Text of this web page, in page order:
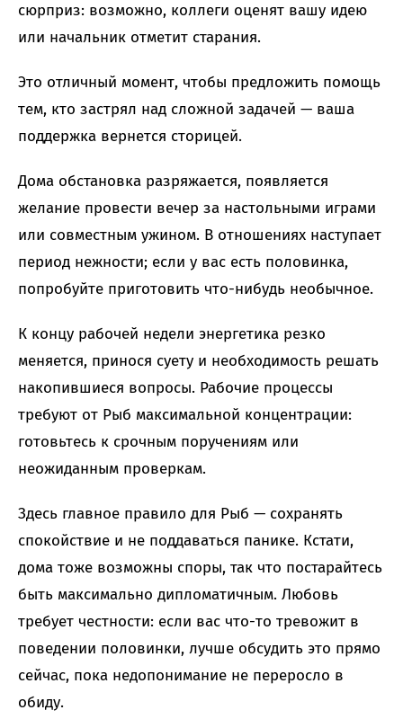
сюрприз: возможно, коллеги оценят вашу идею
или начальник отметит старания.
Это отличный момент, чтобы предложить помощь
тем, кто застрял над сложной задачей — ваша
поддержка вернется сторицей.
Дома обстановка разряжается, появляется
желание провести вечер за настольными играми
или совместным ужином. В отношениях наступает
период нежности; если у вас есть половинка,
попробуйте приготовить что-нибудь необычное.
К концу рабочей недели энергетика резко
меняется, принося суету и необходимость решать
накопившиеся вопросы. Рабочие процессы
требуют от Рыб максимальной концентрации:
готовьтесь к срочным поручениям или
неожиданным проверкам.
Здесь главное правило для Рыб — сохранять
спокойствие и не поддаваться панике. Кстати,
дома тоже возможны споры, так что постарайтесь
быть максимально дипломатичным. Любовь
требует честности: если вас что-то тревожит в
поведении половинки, лучше обсудить это прямо
сейчас, пока недопонимание не переросло в
обиду.